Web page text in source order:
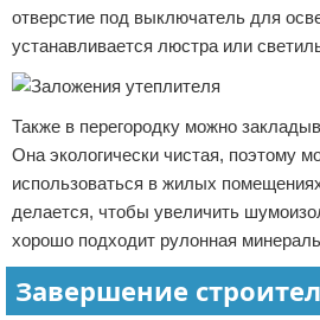
отверстие под выключатель для
устанавливается люстра или
Также в перегородку можно
Она экологически чистая, поэтому
использоваться в жилых
делается, чтобы увеличить
хорошо подходит рулонная
Завершение